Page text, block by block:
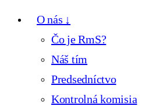
O nás ↓
Čo je RmS?
Náš tím
Predsedníctvo
Kontrolná komisia